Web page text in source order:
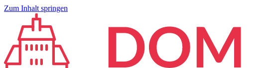
Zum Inhalt springen